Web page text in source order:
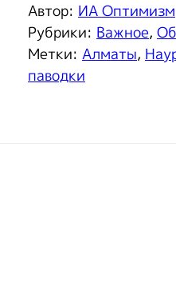
Автор: ИА Оптимизм
Рубрики: Важное,
Метки: Алматы,
паводки